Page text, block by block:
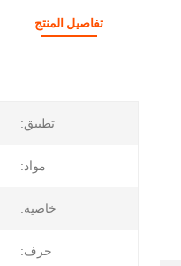
تفاصيل المنتج
تطبيق:
مواد:
خاصية:
حرف: